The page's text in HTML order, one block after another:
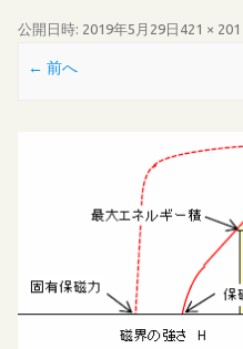
公開日時: 2019年5月29日 421 × 201
← 前へ